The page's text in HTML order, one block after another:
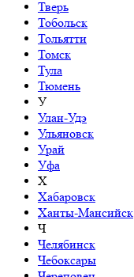
Тверь
Тобольск
Тольятти
Томск
Тула
Тюмень
У
Улан-Удэ
Ульяновск
Урай
Уфа
Х
Хабаровск
Ханты-Мансийск
Ч
Челябинск
Чебоксары